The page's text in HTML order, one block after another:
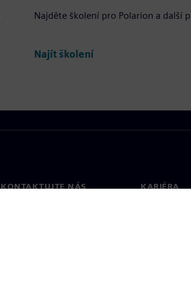
Najděte školení pro Polarion a další
Najít školení
KONTAKTUJTE NÁS KARIÉRA